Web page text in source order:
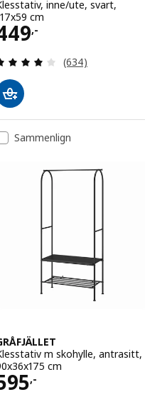
inne/ute, svart,
cm
,-
449,-
Gjennomgang:
(634)
Sammenlign
m skohylle, antrasitt,
cm
,-
595,-